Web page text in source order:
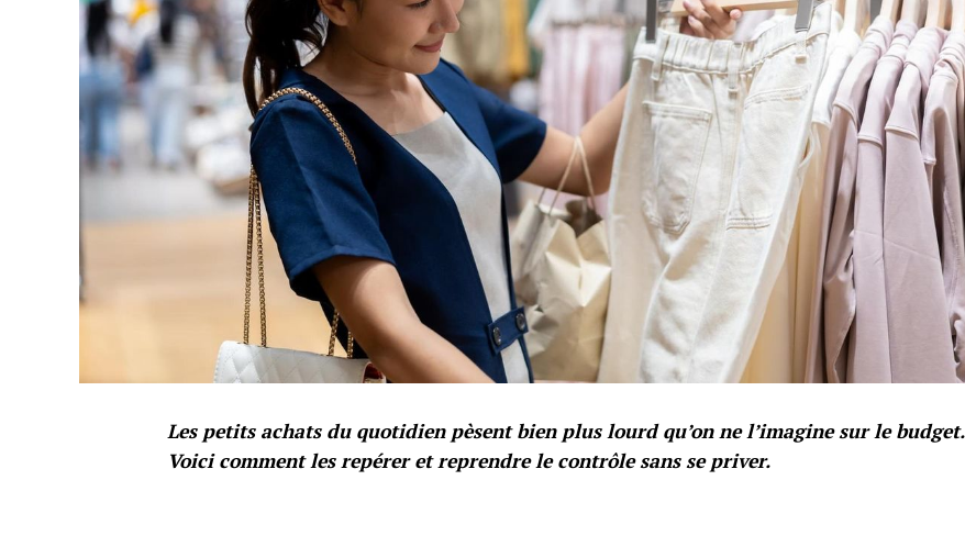
Les petits achats du quotidien pèsent bien plus lourd qu’on ne l’imagine sur le budget.
Voici comment les repérer et reprendre le contrôle sans se priver.